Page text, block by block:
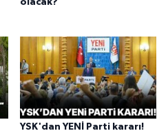
olacak?
YSK'dan YENİ Parti kararı!